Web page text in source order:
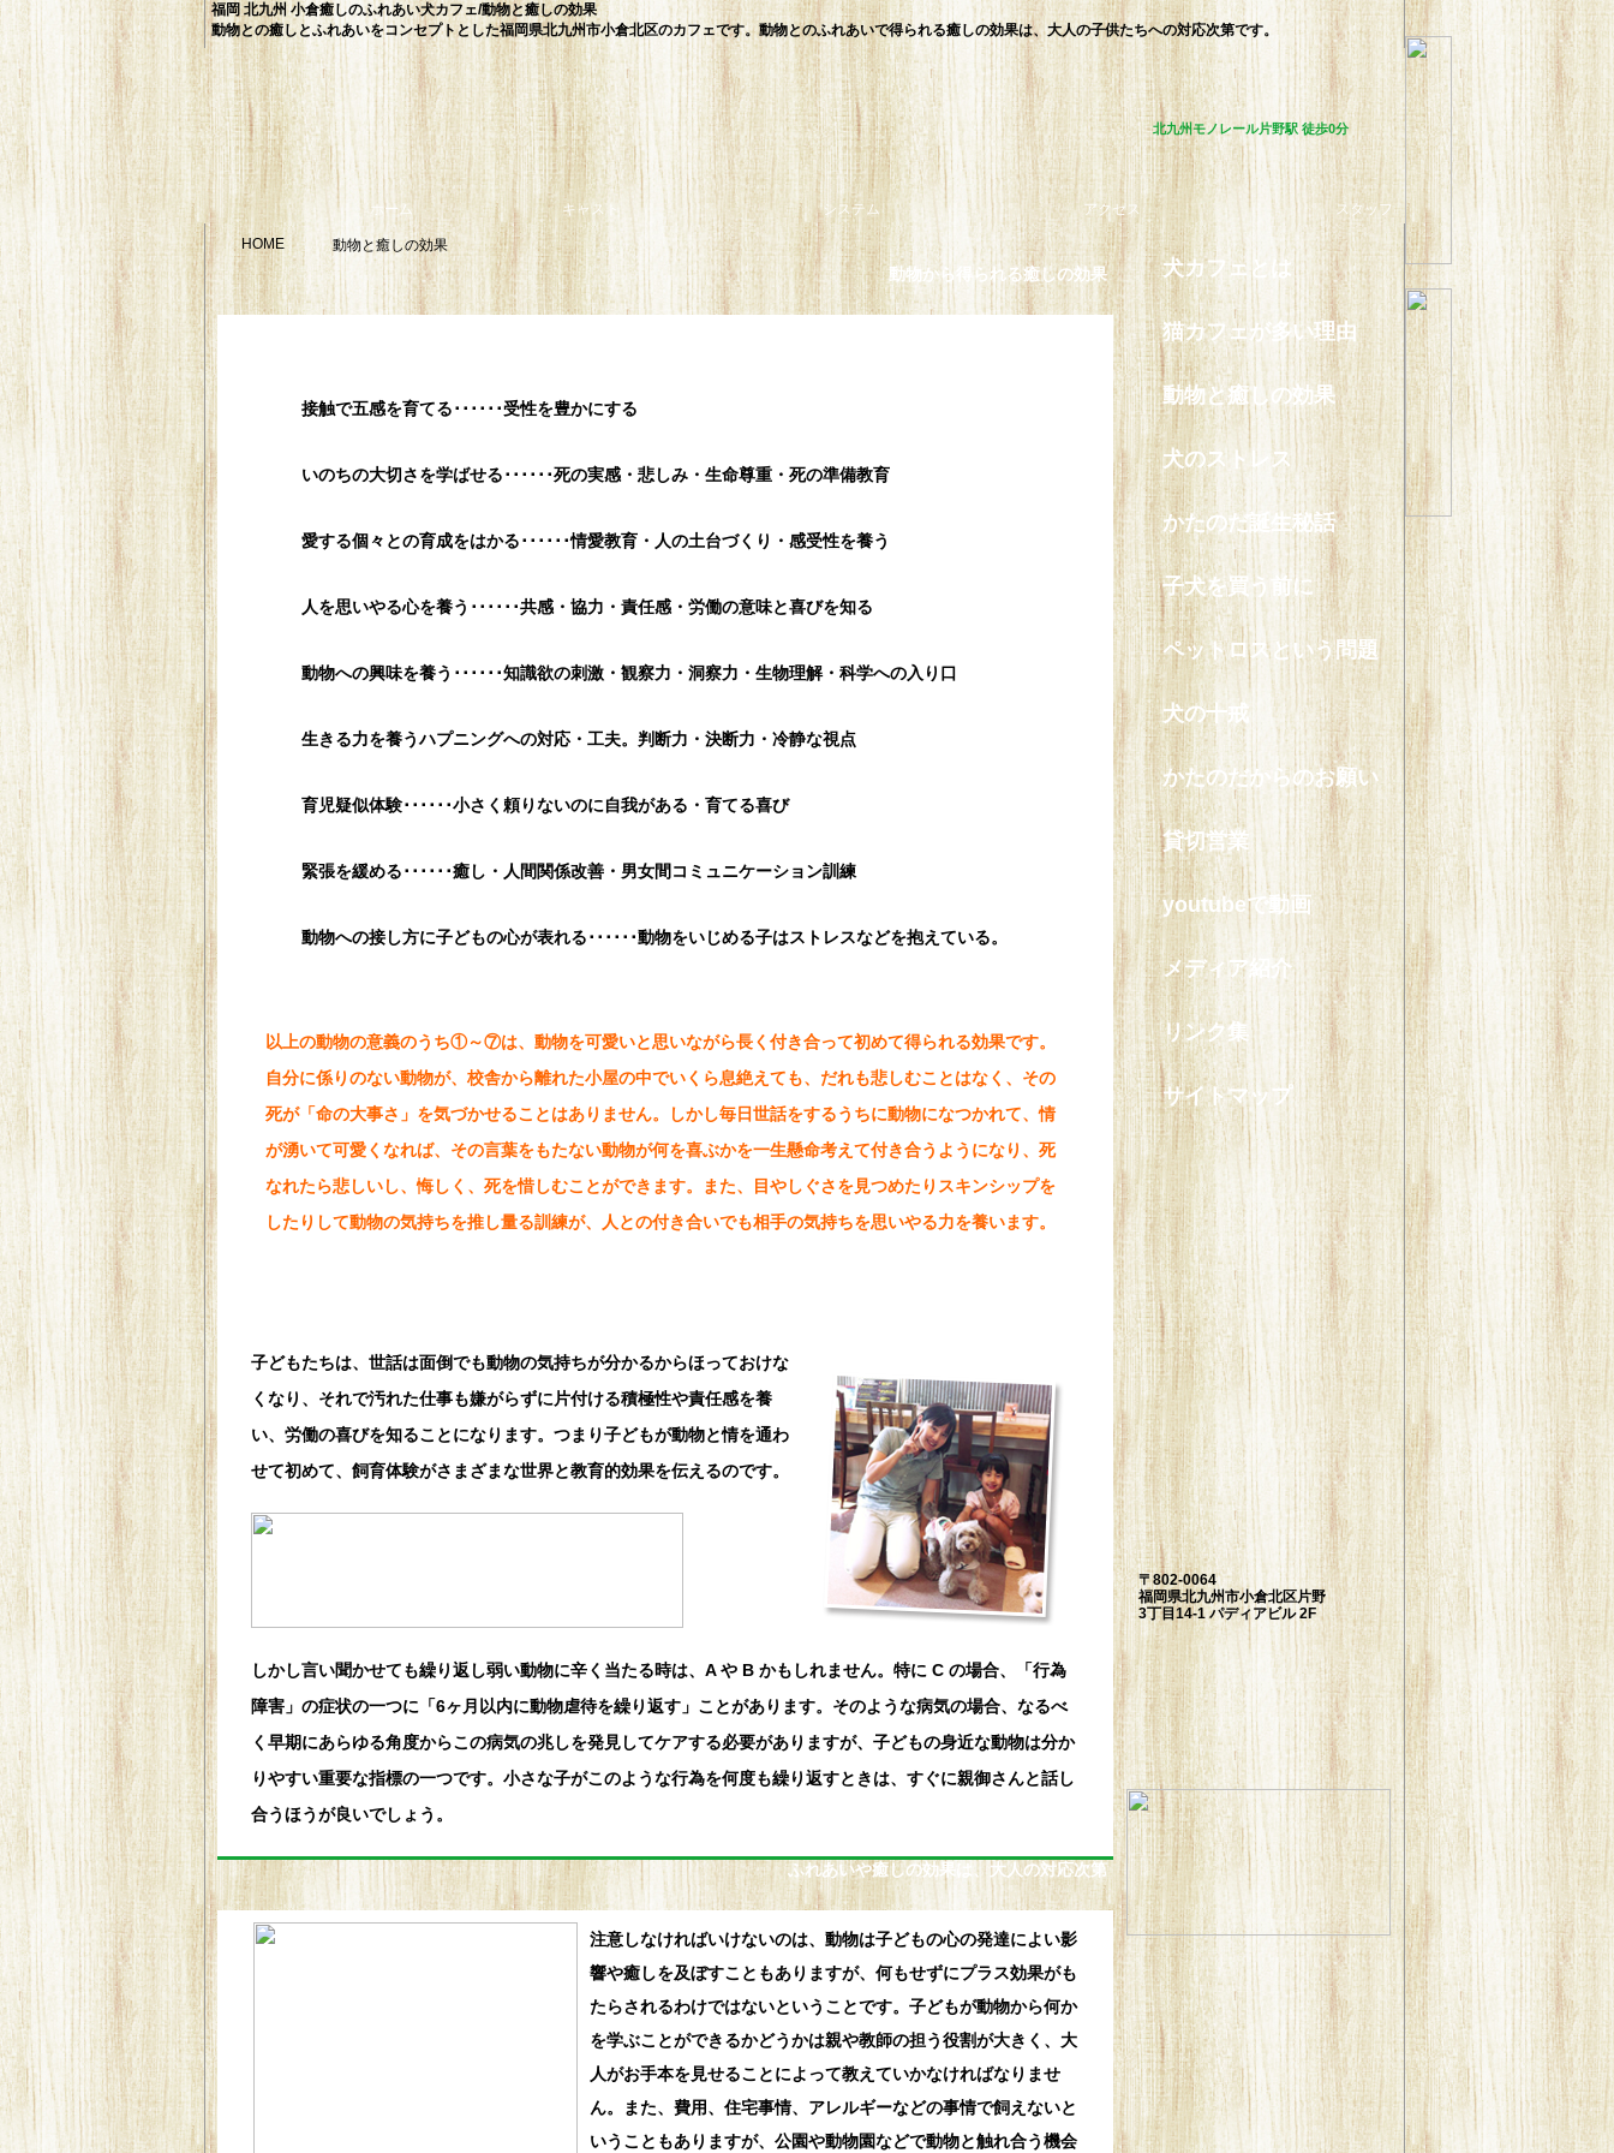
福岡 北九州 小倉癒しのふれあい犬カフェ/動物と癒しの効果
動物との癒しとふれあいをコンセプトとした福岡県北九州市小倉北区のカフェです。動物とのふれあいで得られる癒しの効果は、大人の子供たちへの対応次第です。
北九州モノレール片野駅 徒歩0分
ホーム キャスト システム アクセス スタッフ
HOME 動物と癒しの効果
動物から得られる癒しの効果
接触で五感を育てる･･････受性を豊かにする
いのちの大切さを学ばせる･･････死の実感・悲しみ・生命尊重・死の準備教育
愛する個々との育成をはかる･･････情愛教育・人の土台づくり・感受性を養う
人を思いやる心を養う･･････共感・協力・責任感・労働の意味と喜びを知る
動物への興味を養う･･････知識欲の刺激・観察力・洞察力・生物理解・科学への入り口
生きる力を養うハプニングへの対応・工夫。判断力・決断力・冷静な視点
育児疑似体験･･････小さく頼りないのに自我がある・育てる喜び
緊張を緩める･･････癒し・人間関係改善・男女間コミュニケーション訓練
動物への接し方に子どもの心が表れる･･････動物をいじめる子はストレスなどを抱えている。
以上の動物の意義のうち①～⑦は、動物を可愛いと思いながら長く付き合って初めて得られる効果です。
自分に係りのない動物が、校舎から離れた小屋の中でいくら息絶えても、だれも悲しむことはなく、その
死が「命の大事さ」を気づかせることはありません。しかし毎日世話をするうちに動物になつかれて、情
が湧いて可愛くなれば、その言葉をもたない動物が何を喜ぶかを一生懸命考えて付き合うようになり、死
なれたら悲しいし、悔しく、死を惜しむことができます。また、目やしぐさを見つめたりスキンシップを
したりして動物の気持ちを推し量る訓練が、人との付き合いでも相手の気持ちを思いやる力を養います。
子どもたちは、世話は面倒でも動物の気持ちが分かるからほっておけな
くなり、それで汚れた仕事も嫌がらずに片付ける積極性や責任感を養
い、労働の喜びを知ることになります。つまり子どもが動物と情を通わ
せて初めて、飼育体験がさまざまな世界と教育的効果を伝えるのです。
しかし言い聞かせても繰り返し弱い動物に辛く当たる時は、A や B かもしれません。特に C の場合、「行為
障害」の症状の一つに「6ヶ月以内に動物虐待を繰り返す」ことがあります。そのような病気の場合、なるべ
く早期にあらゆる角度からこの病気の兆しを発見してケアする必要がありますが、子どもの身近な動物は分か
りやすい重要な指標の一つです。小さな子がこのような行為を何度も繰り返すときは、すぐに親御さんと話し
合うほうが良いでしょう。
ふれあいや癒しの効果は、大人の対応次第
注意しなければいけないのは、動物は子どもの心の発達によい影
響や癒しを及ぼすこともありますが、何もせずにプラス効果がも
たらされるわけではないということです。子どもが動物から何か
を学ぶことができるかどうかは親や教師の担う役割が大きく、大
人がお手本を見せることによって教えていかなければなりませ
ん。また、費用、住宅事情、アレルギーなどの事情で飼えないと
いうこともありますが、公園や動物園などで動物と触れ合う機会
犬カフェとは
猫カフェが多い理由
動物と癒しの効果
犬のストレス
かたのだ誕生秘話
子犬を買う前に
ペットロスという問題
犬の十戒
かたのだからのお願い
貸切営業
youtubeで動画
メディア紹介
リンク集
サイトマップ
〒802-0064
福岡県北九州市小倉北区片野
3丁目14-1 パディアビル 2F